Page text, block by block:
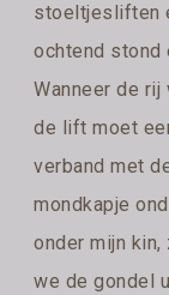
stoeltjesliften
ochtend stond
Wanneer de
de lift moet
verband met
mondkapje
onder mijn
we de gondel